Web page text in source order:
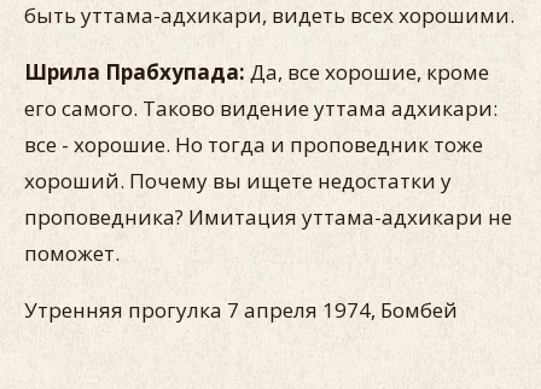
быть уттама-адхикари, видеть всех хорошими.
Шрила Прабхупада: Да, все хорошие, кроме
его самого. Таково видение уттама адхикари:
все - хорошие. Но тогда и проповедник тоже
хороший. Почему вы ищете недостатки у
проповедника? Имитация уттама-адхикари не
поможет.
Утренняя прогулка 7 апреля 1974, Бомбей